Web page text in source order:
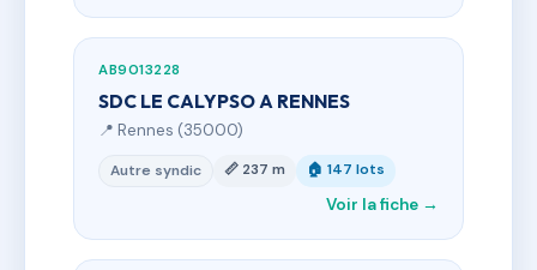
AB9013228
SDC LE CALYPSO A RENNES
📍 Rennes (35000)
Autre syndic 📏 237 m 🏠 147 lots
Voir la fiche →